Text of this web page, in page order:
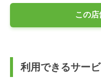
この
利用できるサー